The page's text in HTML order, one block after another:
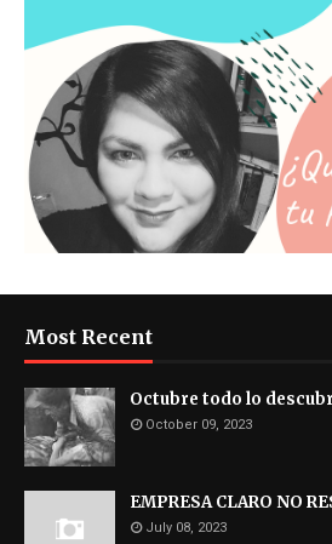
Most Recent
Octubre todo lo
October 09, 2023
EMPRESA CLARO NO
July 08, 2023